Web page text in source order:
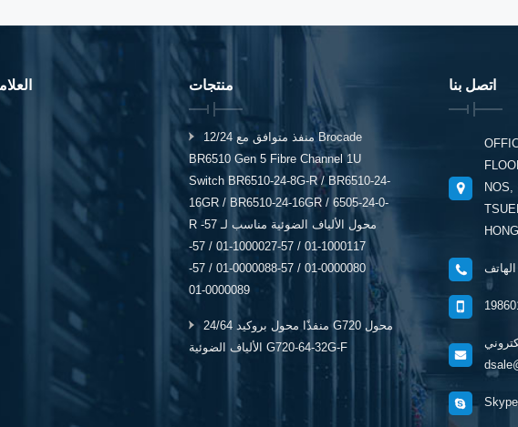
منتجات
12/24 منفذ متوافق مع Brocade
BR6510 Gen 5 Fibre Channel 1U
Switch BR6510-24-8G-R / BR6510-24-
16GR / BR6510-24-16GR / 6505-24-0-
R محول الألياف الضوئية مناسب لـ 57-
1000117-01 / 57-1000027-01 / 57-
0000080-01 / 57-0000088-01 / 57-
0000089-01
24/64 منفذًا محول بروكيد G720 محول
الألياف الضوئية G720-64-32G-F
اتصل بنا
NOS,
: